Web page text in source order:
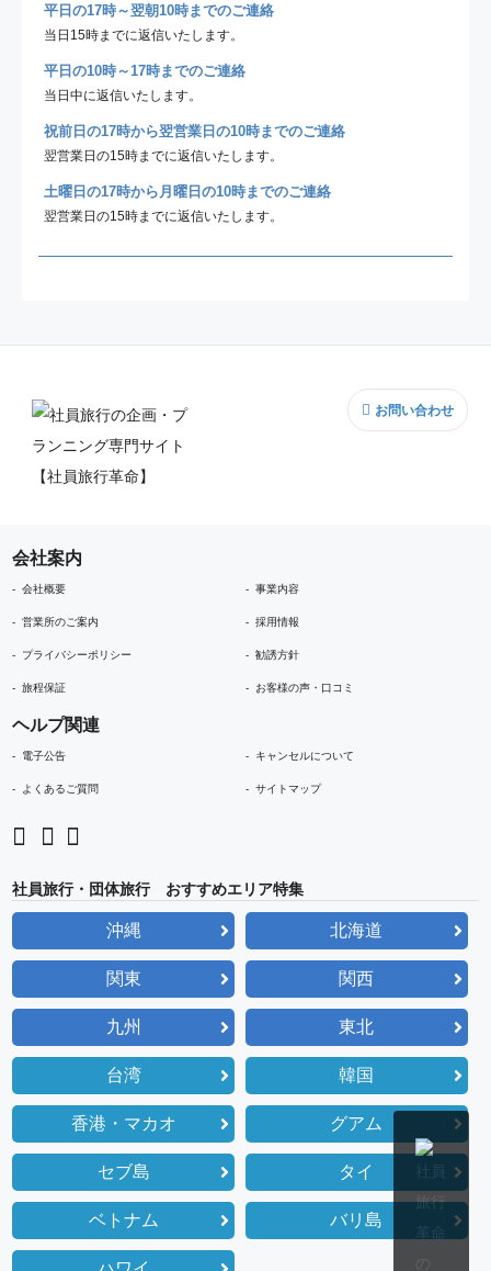
平日の17時～翌朝10時までのご連絡
当日15時までに返信いたします。
平日の10時～17時までのご連絡
当日中に返信いたします。
祝前日の17時から翌営業日の10時までのご連絡
翌営業日の15時までに返信いたします。
土曜日の17時から月曜日の10時までのご連絡
翌営業日の15時までに返信いたします。
お問い合わせ
会社案内
会社概要 事業内容
営業所のご案内 採用情報
プライバシーポリシー 勧誘方針
旅程保証 お客様の声・口コミ
ヘルプ関連
電子公告 キャンセルについて
よくあるご質問 サイトマップ
社員旅行・団体旅行 おすすめエリア特集
沖縄 北海道
関東 関西
九州 東北
台湾 韓国
香港・マカオ グアム
セブ島 タイ
ベトナム バリ島